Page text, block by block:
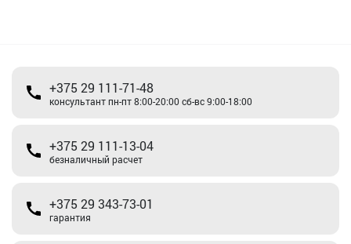
+375 29 111-71-48
консультант пн-пт 8:00-20:00 сб-вс 9:00-18:00
+375 29 111-13-04
безналичный расчет
+375 29 343-73-01
гарантия